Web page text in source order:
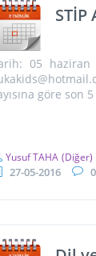
05 haziran
göre son
Yusuf TAHA (Diğer)
27-05-2016